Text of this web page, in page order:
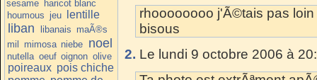
sesame haricot blanc
houmous jeu lentille
liban libanais maÃ®s
mil mimosa niebe noel
nutella oeuf oignon olive
poireaux pois chiche
rhoooooooo j'Ã©tais pas loin
bisous
2. Le lundi 9 octobre 2006 à